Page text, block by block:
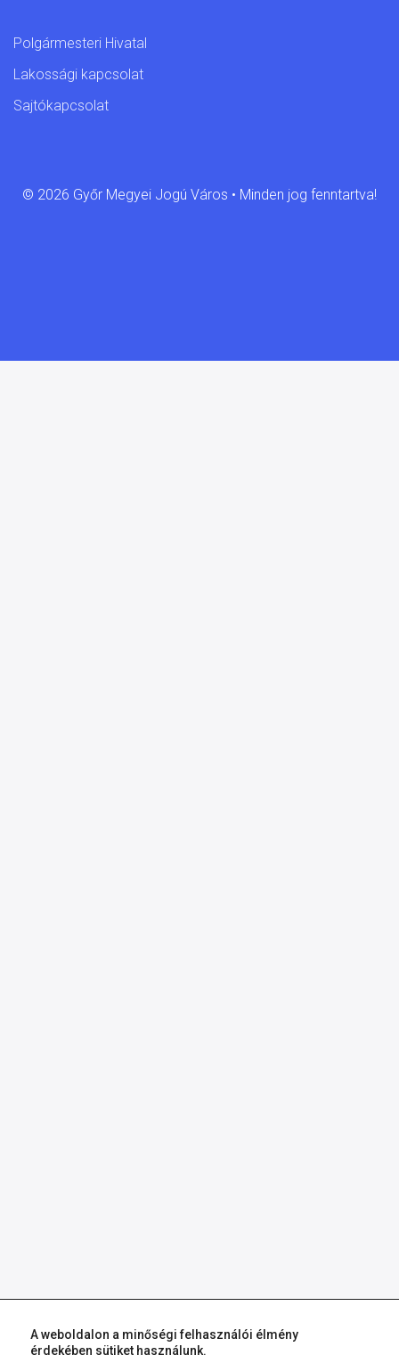
Polgármesteri Hivatal
Lakossági kapcsolat
Sajtókapcsolat
© 2026 Győr Megyei Jogú Város • Minden jog fenntartva!
A weboldalon a minőségi felhasználói élmény
érdekében sütiket használunk.